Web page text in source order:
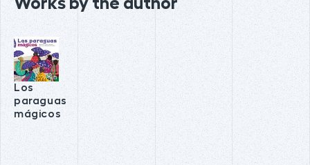
Los
paraguas
mágicos